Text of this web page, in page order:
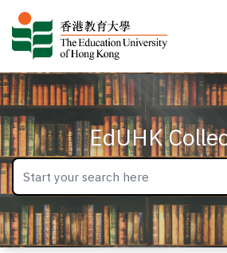
EdUHK